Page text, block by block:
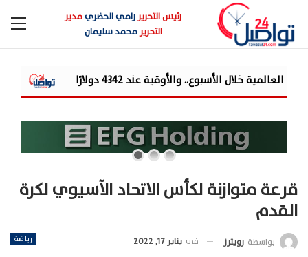
رئيس التحريررامي الحضريمدير
التحريرمحمد سليمان
شركة «Liberty Developments» تطلق أولى فعالياتها الترفيهية بمشروع «AT» في حفل ضخم للميجا ستار أحمد سع...
قرعة متوازنة لكأس الاتحاد الآسيوي لكرة
القدم
رياضة بواسطة رويترز في يناير 17, 2022